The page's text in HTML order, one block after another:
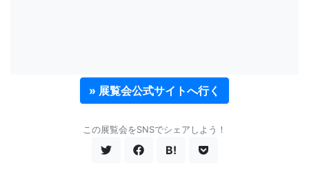
» 展覧会公式サイトへ行く
この展覧会をSNSでシェアしよう！
B!